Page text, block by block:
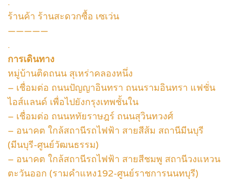
ร้านค้า ร้านสะดวกซื้อ เซเว่น
—————
.
การเดินทาง
หมู่บ้านติดถนน สุเหร่าคลองหนึ่ง
– เชื่อมต่อ ถนนปัญญาอินทรา ถนนรามอินทรา แฟชั่น
ไอส์แลนด์ เพื่อไปยังกรุงเทพชั้นใน
– เชื่อมต่อ ถนนหทัยราษฎร์ ถนนสุวินทวงศ์
– อนาคต ใกล้สถานีรถไฟฟ้า สายสีส้ม สถานีมีนบุรี
(มีนบุรี-ศูนย์วัฒนธรรม)
– อนาคต ใกล้สถานีรถไฟฟ้า สายสีชมพู สถานีวงแหวน
ตะวันออก (รามคำแหง192-ศูนย์ราชการนนทบุรี)